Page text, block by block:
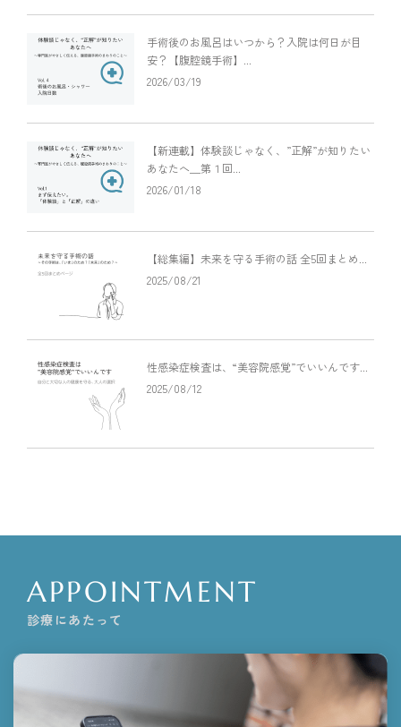
手術後のお風呂はいつから？入院は何日が目
安？【腹腔鏡手術】...
2026/03/19
【新連載】体験談じゃなく、”正解”が知りたい
あなたへ＿第１回...
2026/01/18
【総集編】未来を守る手術の話 全5回まとめ...
2025/08/21
性感染症検査は、“美容院感覚”でいいんです...
2025/08/12
APPOINTMENT
診療にあたって